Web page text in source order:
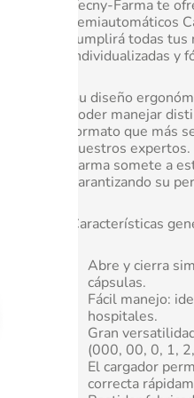
Tecny-Farma te
semiautomáticos
cumplirá todas
individualizadas y
Su diseño
poder manejar
formato que más
nuestros
Farma somete a
garantizando su
Características
Abre y cierra
cápsulas.
Fácil manejo:
hospitales.
Gran
(000, 00, 0, 1,
El cargador
correcta